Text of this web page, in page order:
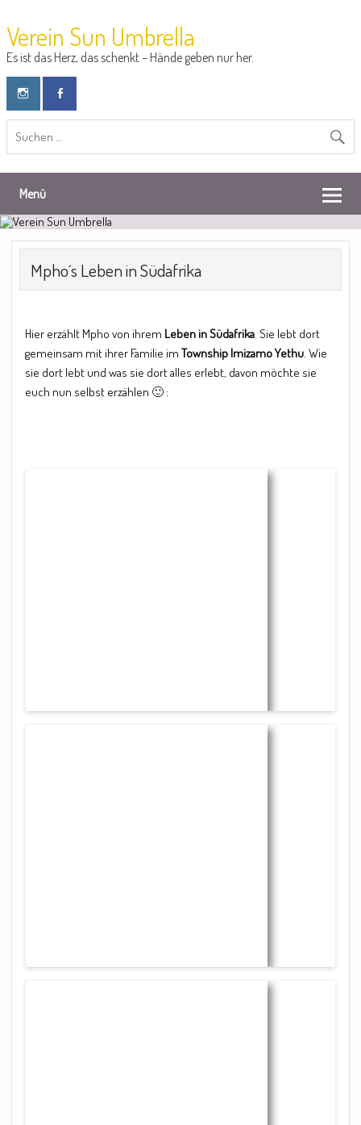
Verein Sun Umbrella
Es ist das Herz, das schenkt – Hände geben nur her.
Menü
Mpho´s Leben in Südafrika
Hier erzählt Mpho von ihrem Leben in Südafrika. Sie lebt dort
gemeinsam mit ihrer Familie imTownship Imizamo Yethu. Wie
sie dort lebt und was sie dort alles erlebt, davon möchte sie
euch nun selbst erzählen 🙂 :